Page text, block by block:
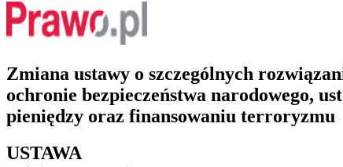
Zmiana ustawy o szczególnych
ochronie bezpieczeństwa narodowego,
pieniędzy oraz finansowaniu terroryzmu
USTAWA